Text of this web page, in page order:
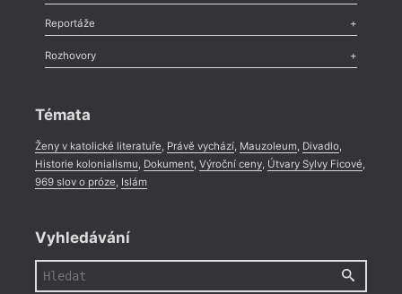
Recenze
Méně slov o próze,Celá rubrika
Reportáže
Literární zítřky
Celá rubrika
Rozhovory
Témata
Ženy v katolické literatuře, Právě vychází, Mauzoleum, Divadlo,
Historie kolonialismu, Dokument, Výroční ceny, Útvary Sylvy Ficové,
969 slov o próze, Islám
Vyhledávání